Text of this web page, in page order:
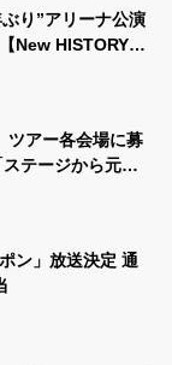
チャ
ぴに投
り”アリーナ公演
New HISTORY
ツアー各会場に募
テージから元気
ン」放送決定 通